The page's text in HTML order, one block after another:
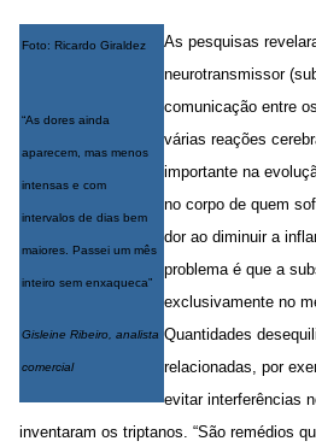
Foto: Ricardo Giraldez
“As dores ainda
aparecem, mas menos
intensas e com
intervalos de dias bem
maiores. Passei um mês
inteiro sem enxaqueca”
Gisleine Ribeiro, analista
comercial
As pesquisas
neurotransmissor
comunicação entre
várias reações
importante na
no corpo de quem
dor ao diminuir a
problema é que a
exclusivamente no
Quantidades
relacionadas, por
evitar interferências
inventaram os triptanos. “São remédios